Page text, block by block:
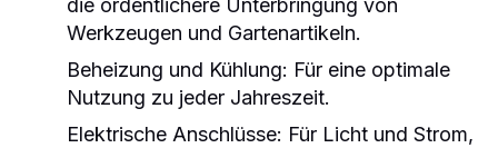
die ordentlichere Unterbringung von
Werkzeugen und Gartenartikeln.
Beheizung und Kühlung: Für eine optimale
Nutzung zu jeder Jahreszeit.
Elektrische Anschlüsse: Für Licht und Strom,